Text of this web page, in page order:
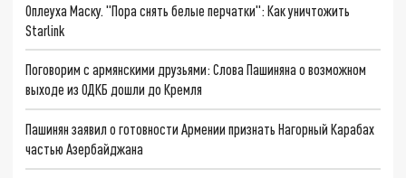
Оплеуха Маску. "Пора снять белые перчатки": Как уничтожить
Starlink
Поговорим с армянскими друзьями: Слова Пашиняна о возможном
выходе из ОДКБ дошли до Кремля
Пашинян заявил о готовности Армении признать Нагорный Карабах
частью Азербайджана